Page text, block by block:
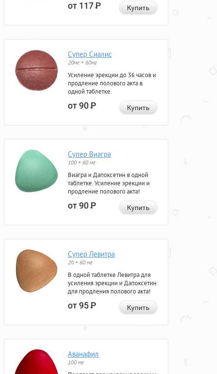
от 117Р Купить
Супер Сиалис
20мг + 60мг
Усиление эрекции до 36 часов и
продление полового акта в
одной таблетке.
от 90Р Купить
Супер Виагра
100 + 60 мг
Виагра и Дапоксетин в одной
таблетке. Усиление эрекции и
продление полового акта!
от 90Р Купить
Супер Левитра
20 + 60 мг
В одной таблетке Левитра для
усиления эрекции и Дапоксетин
для продления полового акта!
от 95Р Купить
Аванафил
100 мг